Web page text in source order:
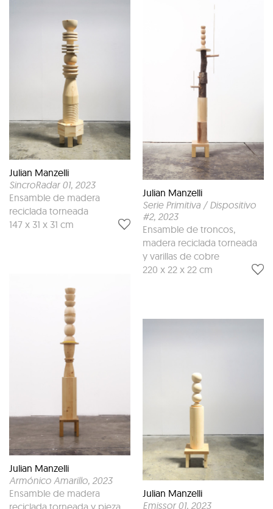
Julian Manzelli
SincroRadar 01, 2023
Ensamble de madera
reciclada torneada
147 x 31 x 31 cm
Julian Manzelli
Armónico Amarillo, 2023
Ensamble de madera
Julian Manzelli
Serie Primitiva / Dispositivo
#2, 2023
Ensamble de troncos,
madera reciclada torneada
y varillas de cobre
220 x 22 x 22 cm
Julian Manzelli
Emissor 01, 2023